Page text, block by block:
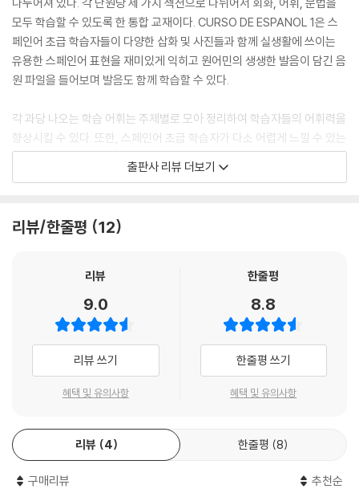
모두 학습할 수 있도록 한 통합 교재이다. CURSO DE ESPANOL 1은 스
페인어 초급 학습자들이 다양한 삽화 및 사진들과 함께 실생활에 쓰이는
유용한 스페인어 표현을 재미있게 익히고 원어민의 생생한 발음이 담긴 음
원 파일을 들어보며 발음도 함께 학습할 수 있다.
각 과당 나오는 학습 어휘는 주제별로 모아 정리하여 학습자들의 어휘력을
향상시킬 수 있다. 또한, 스페인어 초급 학습자가 다소 어렵게 느낄 수 있는
스페인어 문법을 간단 명료하게 설명하고 다양한 연습 문제를 통해 학습
문법을 바로 활용해 봄으로써 문법을 다질 수 있다.
다.
페인어 발음을 익힐 수 있다.
- 다양한 유형의 연습 문제를 통해 스스로 학습 내용을 점검해볼 수 있다.
출판사 리뷰 더보기
리뷰/한줄평 12
리뷰
9.0
리뷰 쓰기
혜택 및 유의사항
한줄평
8.8
한줄평 쓰기
혜택 및 유의사항
리뷰 4 한줄평 8
구매리뷰 추천순